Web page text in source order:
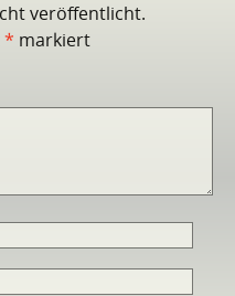
veröffentlicht.
* markiert